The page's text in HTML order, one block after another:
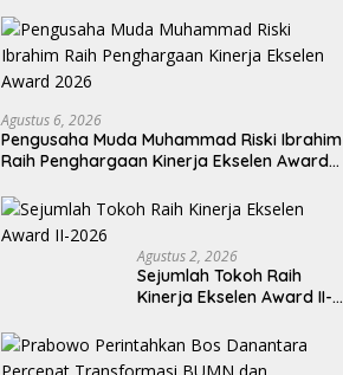
Agustus 6, 2026
Pengusaha Muda Muhammad Riski Ibrahim
Raih Penghargaan Kinerja Ekselen Award
Agustus 2, 2026
Sejumlah Tokoh Raih
Kinerja Ekselen Award II-